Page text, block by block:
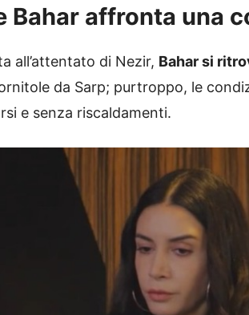
Bahar affronta una
all’attentato di Nezir, Bahar si
da Sarp; purtroppo, le
e senza riscaldamenti.